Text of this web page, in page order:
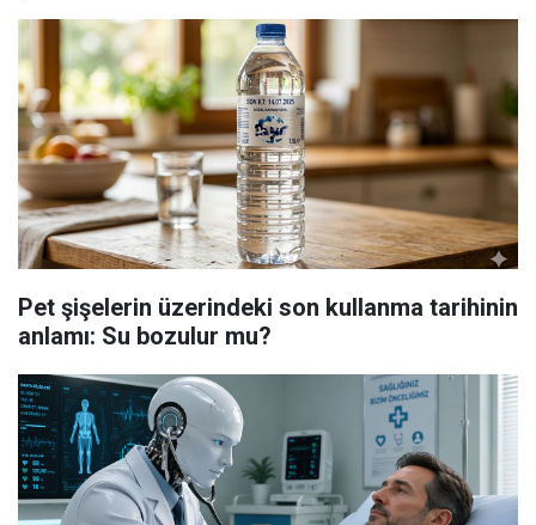
Pet şişelerin üzerindeki son kullanma tarihinin
anlamı: Su bozulur mu?